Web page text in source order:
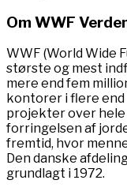
Om WWF
WWF (World Wide
største og mest
mere end fem
kontorer i flere end
projekter over hele
forringelsen af
fremtid, hvor
Den danske
grundlagt i 1972.